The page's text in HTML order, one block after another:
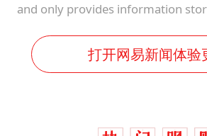
and only provides information
打开网易新闻体验